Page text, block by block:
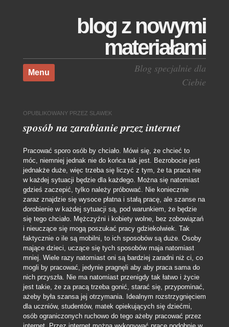
blog z nowymi
materiałami
Blog specjalnie dla
Ciebie
Menu
Skocz do treści
OPUBLIKOWANY PRZEZ SLAWEK
sposób na zarabianie przez internet
Pracować sporo osób by chciało. Mówi się, że chcieć to
móc, niemniej jednak nie do końca tak jest. Bezrobocie jest
jednakże duże, więc trzeba się liczyć z tym, że ta praca nie
w każdej sytuacji będzie dla każdego. Można się natomiast
gdzieś zaczepić, tylko należy próbować. Nie koniecznie
zaraz znajdzie się wysoce płatna i stałą pracę, ale szanse na
dorobienie w każdej sytuacji są, pod warunkiem, że będzie
się tego chciało. Mężczyźni i kobiety wolne, bez zobowiązań
i nieuczące się mogą poszukać pracy gdziekolwiek. Tak
faktycznie o ile są mobilni, to ich sposobów są duże. Osoby
mające dzieci, uczące się tych sposobów maja natomiast
mniej. Wiele razy natomiast oni są bardziej zaradni niż ci, co
mogli by pracować, jedynie pragnęli aby aby praca sama do
nich przyszła. Nie ma natomiast przenigdy tak łatwo i życie
jest takie, że za pracą trzeba gonić, starać się, przypominać,
ażeby była szansa jej otrzymania. Idealnym rozstrzygnięciem
dla uczniów, studentów, matek opiekujących się dziećmi,
osób ograniczonych ruchowo do tego ażeby pracować przez
internet. Przez internet można wykonywać pracę podobnie w